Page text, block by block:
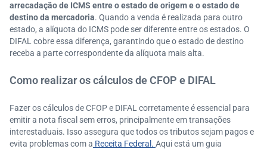
arrecadação de ICMS entre o estado de origem e o estado de
destino da mercadoria. Quando a venda é realizada para outro
estado, a alíquota do ICMS pode ser diferente entre os estados. O
DIFAL cobre essa diferença, garantindo que o estado de destino
receba a parte correspondente da alíquota mais alta.
Como realizar os cálculos de CFOP e DIFAL
Fazer os cálculos de CFOP e DIFAL corretamente é essencial para
emitir a nota fiscal sem erros, principalmente em transações
interestaduais. Isso assegura que todos os tributos sejam pagos e
evita problemas com a Receita Federal. Aqui está um guia